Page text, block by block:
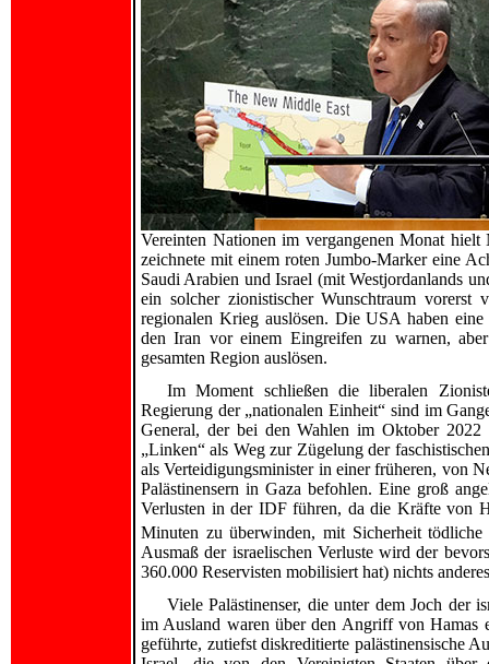
Vereinten Nationen im vergangenen Monat
zeichnete mit einem roten Jumbo-Marker eine
Saudi Arabien und Israel (mit Westjordanlands
ein solcher zionistischer Wunschtraum
regionalen Krieg auslösen. Die USA haben
den Iran vor einem Eingreifen zu warnen,
gesamten Region auslösen.
Im Moment schließen die liberalen
Regierung der „nationalen Einheit“ sind im
General, der bei den Wahlen im Oktober 2022
„Linken“ als Weg zur Zügelung der
als Verteidigungsminister in einer früheren, von
Palästinensern in Gaza befohlen. Eine groß
Verlusten in der IDF führen, da die Kräfte von
Minuten zu überwinden, mit Sicherheit
Ausmaß der israelischen Verluste wird der
360.000 Reservisten mobilisiert hat) nichts
Viele Palästinenser, die unter dem Joch der
im Ausland waren über den Angriff von
geführte, zutiefst diskreditierte palästinensische